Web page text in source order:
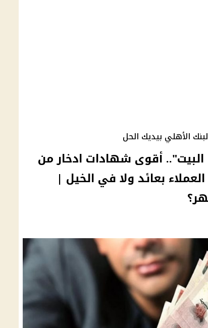
الأهلي بيديك الحل
أقوى شهادات ادخار من
2025 لجميع العملاء بعائد ولا في الخيل |